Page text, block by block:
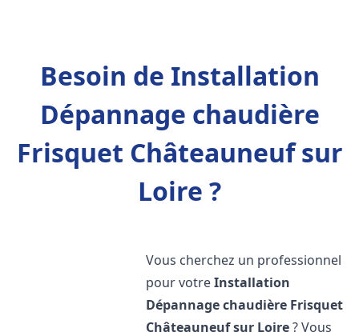
Besoin de Installation
Dépannage chaudière
Frisquet Châteauneuf sur
Loire ?
Vous cherchez un professionnel
pour votreInstallation
Dépannage chaudière Frisquet
Châteauneuf sur Loire? Vous